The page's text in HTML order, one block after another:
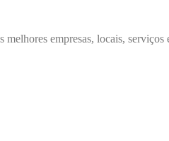
empresas, locais,